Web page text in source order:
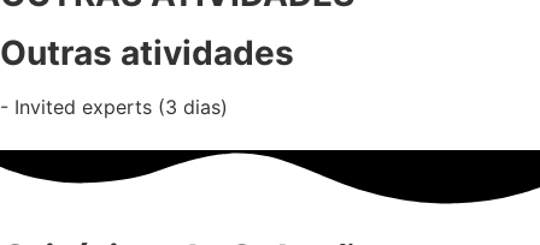
Outras atividades
- Invited experts (3 dias)